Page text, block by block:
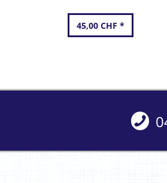
45,00 CHF *